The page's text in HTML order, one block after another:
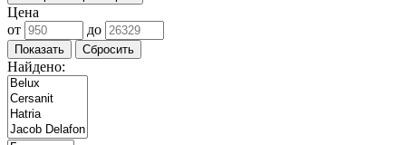
Цена
от
до
Найдено: